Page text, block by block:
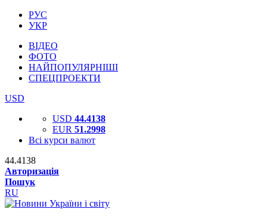
РУС
УКР
ВІДЕО
ФОТО
НАЙПОПУЛЯРНІШІ
СПЕЦПРОЕКТИ
USD
USD 44.4138
EUR 51.2998
Всі курси валют
44.4138
Авторизація
Пошук
RU